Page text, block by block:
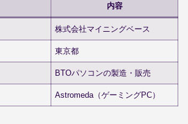
内容
株式会社マイニングベース
東京都
BTOパソコンの製造・販売
Astromeda（ゲーミングPC）